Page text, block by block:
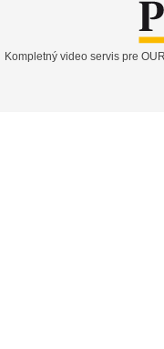
Kompletný video servis pre